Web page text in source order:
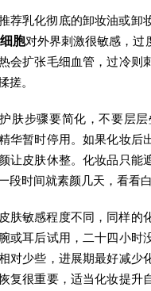
荐乳化彻底的卸妆油或卸
胞对外界刺激很敏感，过
会扩张毛细血管，过冷则
搓。
肤步骤要简化，不要层
华暂时停用。如果化妆后
让皮肤休整。化妆品只能
段时间就素颜几天，看看
肤敏感程度不同，同样的
或耳后试用，二十四小时
对少些，进展期最好减少
复很重要，适当化妆提升